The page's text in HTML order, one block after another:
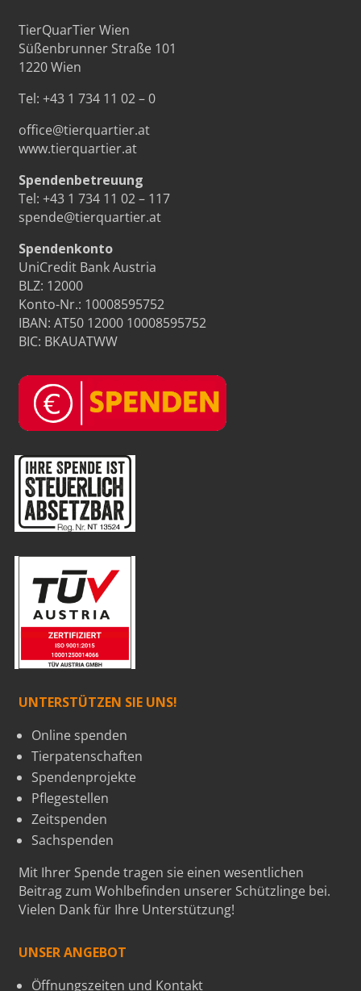
TierQuarTier Wien
Süßenbrunner Straße 101
1220 Wien
Tel: +43 1 734 11 02 – 0
office@tierquartier.at
www.tierquartier.at
Spendenbetreuung
Tel: +43 1 734 11 02 – 117
spende@tierquartier.at
Spendenkonto
UniCredit Bank Austria
BLZ: 12000
Konto-Nr.: 10008595752
IBAN: AT50 12000 10008595752
BIC: BKAUATWW
UNTERSTÜTZEN SIE UNS!
Online spenden
Tierpatenschaften
Spendenprojekte
Pflegestellen
Zeitspenden
Sachspenden
Mit Ihrer Spende tragen sie einen wesentlichen
Beitrag zum Wohlbefinden unserer Schützlinge bei.
Vielen Dank für Ihre Unterstützung!
UNSER ANGEBOT
Öffnungszeiten und Kontakt